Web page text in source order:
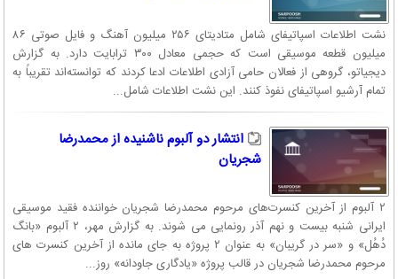
نشت اطلاعات اسپاتیفای شامل متادیتای ۲۵۶ میلیون آهنگ و فایل صوتی ۸۶
میلیون قطعه موسیقی است که حجمی معادل ۳۰۰ ترابایت دارد. به گزارش
دیجیاتو، گروهی از فعالان حامی آزادی اطلاعات ادعا کردند که توانسته‌اند تقریباً به
تمام آرشیو اسپاتیفای نفوذ کنند. این نشت اطلاعات شامل...
انتشار دو آلبوم ناشنیده از محمدرضا
شجریان
۲ آلبوم از آخرین کنسرت‌های مرحوم محمدرضا شجریان خواننده فقید موسیقی
ایرانی شنبه بیست و نهم آذر رونمایی می شوند. به گزارش مهر، ۲ آلبوم «بانگ
دُهُل» و «سر در گریبان» به عنوان ۲ پروژه به جای مانده از آخرین کنسرت های
مرحوم محمدرضا شجریان در قالب پروژه «یادگاری جاودانه» روز...